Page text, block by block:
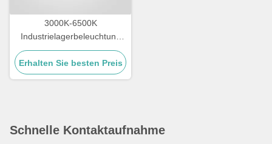
3000K-6500K
Industrielagerbeleuchtung
IK09 Beurteilung LED
Hochbuchtenbeleuchtung
Erhalten Sie besten Preis
Schnelle Kontaktaufnahme